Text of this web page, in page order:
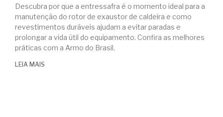
Descubra por que a entressafra é o momento ideal para a
manutenção do rotor de exaustor de caldeira e como
revestimentos duráveis ajudam a evitar paradas e
prolongar a vida útil do equipamento. Confira as melhores
práticas com a Armo do Brasil.
LEIA MAIS